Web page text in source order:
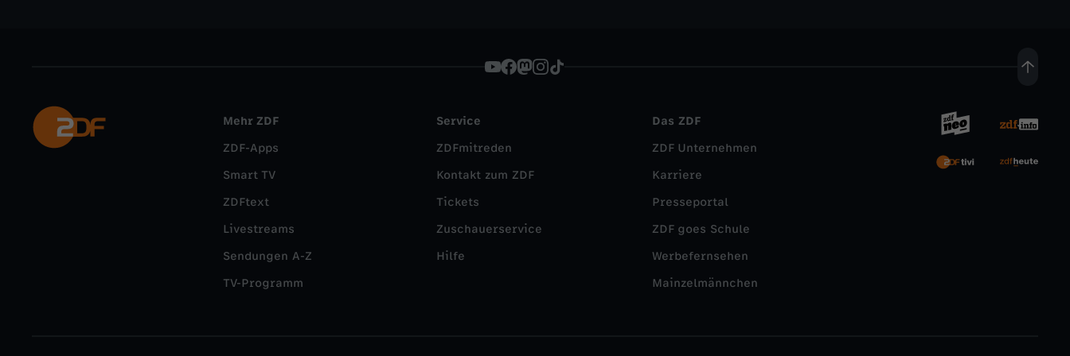
Mehr ZDF
ZDF-Apps
Smart TV
ZDFtext
Livestreams
Sendungen A-Z
TV-Programm
Service
ZDFmitreden
Kontakt zum ZDF
Tickets
Zuschauerservice
Hilfe
Das ZDF
ZDF Unternehmen
Karriere
Presseportal
ZDF goes Schule
Werbefernsehen
Mainzelmännchen